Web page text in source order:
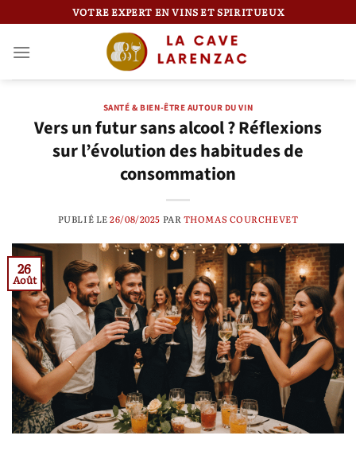
au
contenu
VOTRE EXPERT EN VINS ET SPIRITUEUX
SANTÉ & BIEN-ÊTRE AUTOUR DU VIN
Vers un futur sans alcool ? Réflexions
sur l’évolution des habitudes de
consommation
PUBLIÉ LE26/08/2025 PAR THOMAS COURCHEVET
26
Août